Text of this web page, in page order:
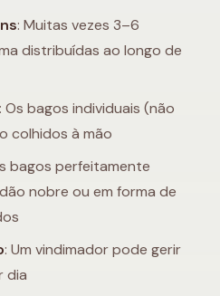
: Muitas vezes 3–6
distribuídas ao longo de
: Os bagos individuais (não
colhidos à mão
bagos perfeitamente
nobre ou em forma de
: Um vindimador pode gerir
dia